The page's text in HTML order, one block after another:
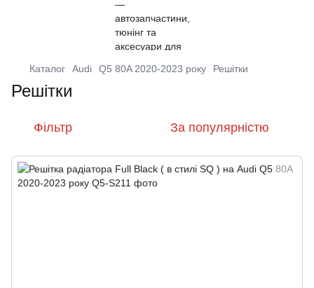
Каталог Audi Q5 80A 2020-2023 року Решітки
Решітки
Фільтр За популярністю